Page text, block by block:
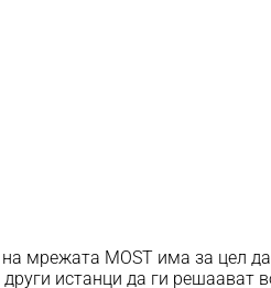
мрежата MOST има за цел
истанци да ги